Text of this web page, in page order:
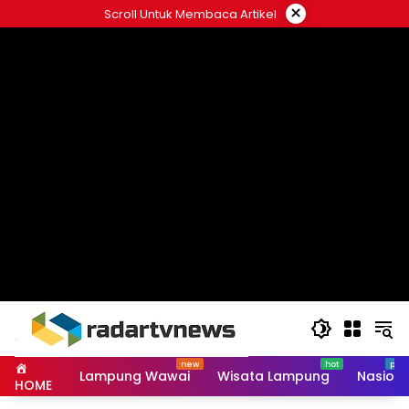
to
Scroll Untuk Membaca Artikel ×
HOME Lampung Wawai Wisata Lampung